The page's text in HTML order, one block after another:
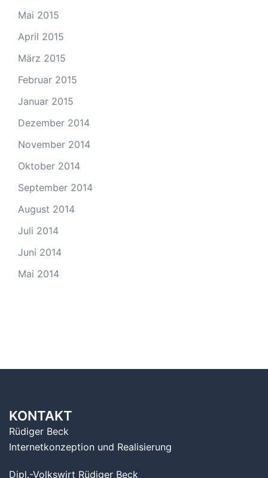
Mai 2015
April 2015
März 2015
Februar 2015
Januar 2015
Dezember 2014
November 2014
Oktober 2014
September 2014
August 2014
Juli 2014
Juni 2014
Mai 2014
KONTAKT
Rüdiger Beck
Internetkonzeption und Realisierung
Dipl.-Volkswirt Rüdiger Beck